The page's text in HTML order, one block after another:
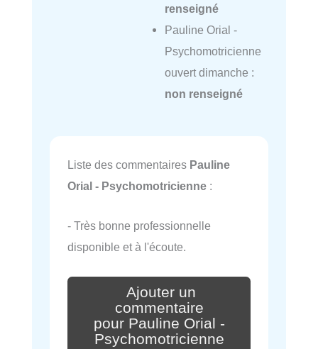
renseigné
Pauline Orial -
Psychomotricienne
ouvert dimanche :
non renseigné
Liste des commentaires Pauline
Orial - Psychomotricienne :
- Très bonne professionnelle
disponible et à l'écoute.
Ajouter un
commentaire
pour Pauline Orial -
Psychomotricienne